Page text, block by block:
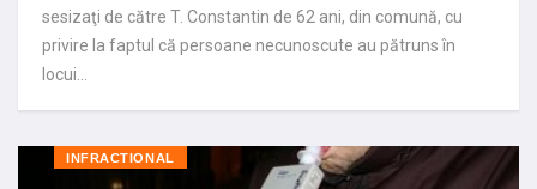
sesizaţi de către T. Constantin de 62 ani, din comună, cu
privire la faptul că persoane necunoscute au pătruns în
locui…
INFRACTIONAL